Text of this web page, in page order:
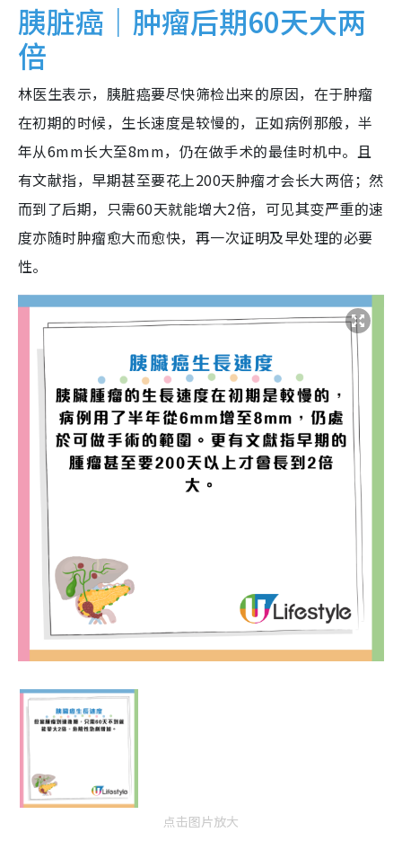
胰脏癌｜肿瘤后期60天大两
倍
林医生表示，胰脏癌要尽快筛检出来的原因，在于肿瘤
在初期的时候，生长速度是较慢的，正如病例那般，半
年从6mm长大至8mm，仍在做手术的最佳时机中。且
有文献指，早期甚至要花上200天肿瘤才会长大两倍；然
而到了后期，只需60天就能增大2倍，可见其变严重的速
度亦随时肿瘤愈大而愈快，再一次证明及早处理的必要
性。
点击图片放大